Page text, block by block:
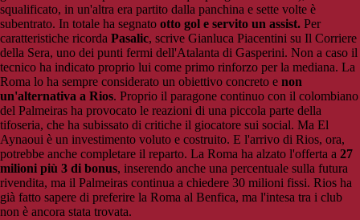
squalificato, in un'altra era partito dalla panchina e sette volte è
subentrato. In totale ha segnato otto gol e servito un assist. Per
caratteristiche ricorda Pasalic, scrive Gianluca Piacentini su Il Corriere
della Sera, uno dei punti fermi dell'Atalanta di Gasperini. Non a caso il
tecnico ha indicato proprio lui come primo rinforzo per la mediana. La
Roma lo ha sempre considerato un obiettivo concreto e non
un'alternativa a Rios. Proprio il paragone continuo con il colombiano
del Palmeiras ha provocato le reazioni di una piccola parte della
tifoseria, che ha subissato di critiche il giocatore sui social. Ma El
Aynaoui è un investimento voluto e costruito. E l'arrivo di Rios, ora,
potrebbe anche completare il reparto. La Roma ha alzato l'offerta a 27
milioni più 3 di bonus, inserendo anche una percentuale sulla futura
rivendita, ma il Palmeiras continua a chiedere 30 milioni fissi. Rios ha
già fatto sapere di preferire la Roma al Benfica, ma l'intesa tra i club
non è ancora stata trovata.